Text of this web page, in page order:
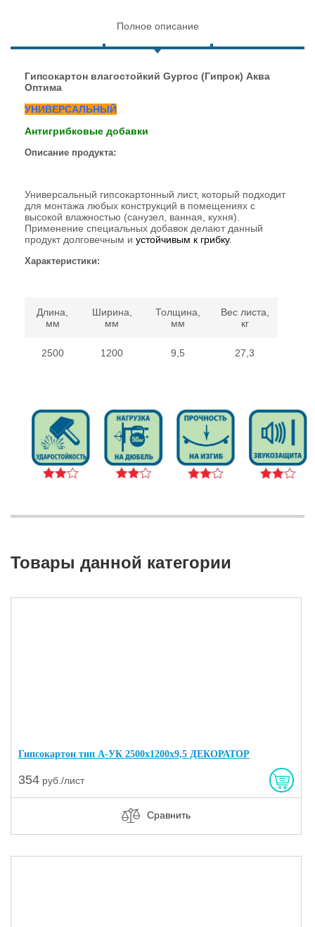
Полное описание
Гипсокартон влагостойкий Gyproc (Гипрок) Аква
Оптима
УНИВЕРСАЛЬНЫЙ
Антигрибковые добавки
Описание продукта:
Универсальный гипсокартонный лист, который подходит
для монтажа любых конструкций в помещениях с
высокой влажностью (санузел, ванная, кухня).
Применение специальных добавок делают данный
продукт долговечным и устойчивым к грибку.
Характеристики:
Длина,
мм
Ширина,
мм
Толщина,
мм
Вес листа,
кг
2500 1200 9,5 27,3
Товары данной категории
Гипсокартон тип А-УК 2500х1200х9,5 ДЕКОРАТОР
354 руб./лист
Сравнить